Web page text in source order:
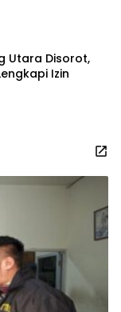
Utara Disorot,
Izin